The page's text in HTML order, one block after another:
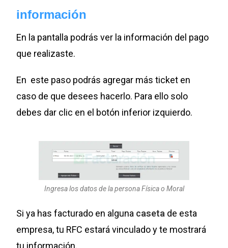
información
En la pantalla podrás ver la información del pago
que realizaste.
En este paso podrás agregar más ticket en
caso de que desees hacerlo. Para ello solo
debes dar clic en el botón inferior izquierdo.
Ingresa los datos de la persona Física o Moral
Si ya has facturado en alguna caseta de esta
empresa, tu RFC estará vinculado y te mostrará
tu información.